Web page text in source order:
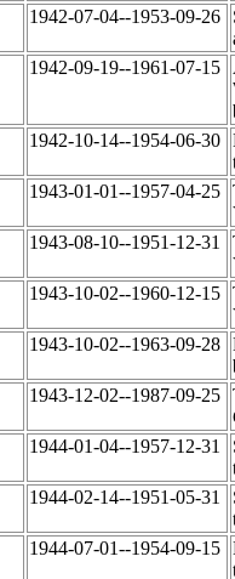
1942-07-04--1953-09-26
1942-09-19--1961-07-15
1942-10-14--1954-06-30
1943-01-01--1957-04-25
1943-08-10--1951-12-31
1943-10-02--1960-12-15
1943-10-02--1963-09-28
1943-12-02--1987-09-25
1944-01-04--1957-12-31
1944-02-14--1951-05-31
1944-07-01--1954-09-15